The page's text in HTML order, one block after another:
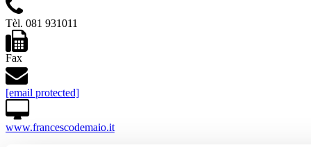
Tèl. 081 931011
Fax
[email protected]
www.francescodemaio.it